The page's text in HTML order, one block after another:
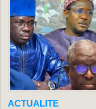
ACTUALITE